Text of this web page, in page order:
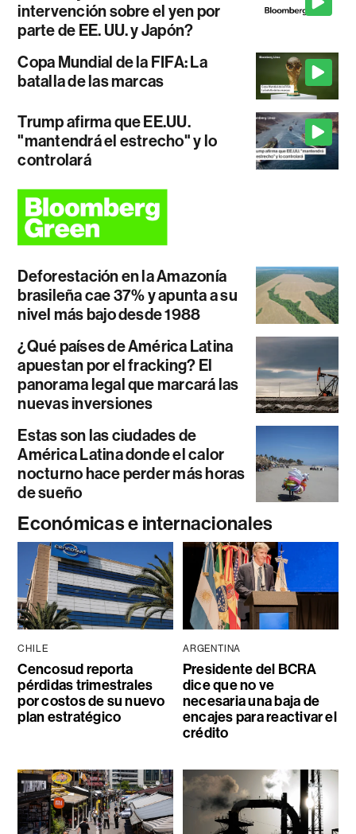
intervención sobre el yen por
parte de EE. UU. y Japón?
Copa Mundial de la FIFA: La
batalla de las marcas
Trump afirma que EE.UU.
"mantendrá el estrecho" y lo
controlará
Deforestación en la Amazonía
brasileña cae 37% y apunta a su
nivel más bajo desde 1988
¿Qué países de América Latina
apuestan por el fracking? El
panorama legal que marcará las
nuevas inversiones
Estas son las ciudades de
América Latina donde el calor
nocturno hace perder más horas
de sueño
Económicas e internacionales
CHILE
Cencosud reporta
pérdidas trimestrales
por costos de su nuevo
plan estratégico
ARGENTINA
Presidente del BCRA
dice que no ve
necesaria una baja de
encajes para reactivar el
crédito